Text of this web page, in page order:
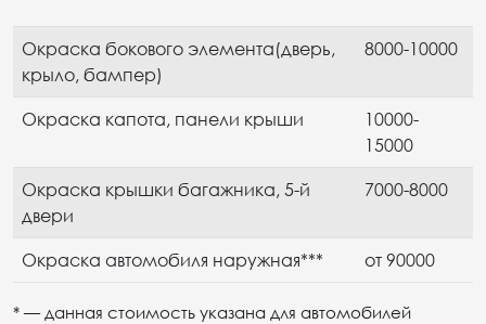
Окраска бокового элемента(дверь,
крыло, бампер)
8000-10000
Окраска капота, панели крыши
10000-
15000
Окраска крышки багажника, 5-й
двери
7000-8000
Окраска автомобиля наружная*** от 90000
* — данная стоимость указана для автомобилей